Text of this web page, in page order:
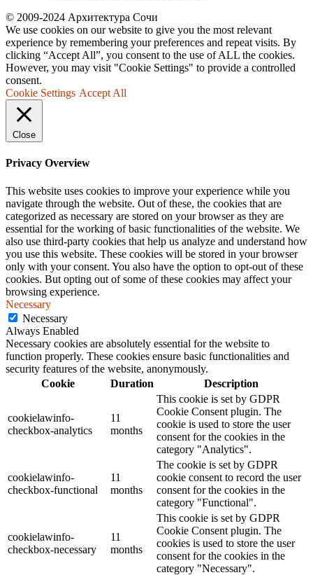
© 2009-2024 Архитектура Сочи
We use cookies on our website to give you the most relevant
experience by remembering your preferences and repeat visits. By
clicking “Accept All”, you consent to the use of ALL the cookies.
However, you may visit "Cookie Settings" to provide a controlled
consent.
Cookie Settings Accept All
Close
Privacy Overview
This website uses cookies to improve your experience while you
navigate through the website. Out of these, the cookies that are
categorized as necessary are stored on your browser as they are
essential for the working of basic functionalities of the website. We
also use third-party cookies that help us analyze and understand how
you use this website. These cookies will be stored in your browser
only with your consent. You also have the option to opt-out of these
cookies. But opting out of some of these cookies may affect your
browsing experience.
Necessary
Necessary
Always Enabled
Necessary cookies are absolutely essential for the website to
function properly. These cookies ensure basic functionalities and
security features of the website, anonymously.
Cookie
Duration Description
cookielawinfo-
checkbox-analytics
11
months
This cookie is set by GDPR
Cookie Consent plugin. The
cookie is used to store the user
consent for the cookies in the
category "Analytics".
cookielawinfo-
checkbox-functional
11
months
The cookie is set by GDPR
cookie consent to record the user
consent for the cookies in the
category "Functional".
cookielawinfo-
checkbox-necessary
11
months
This cookie is set by GDPR
Cookie Consent plugin. The
cookies is used to store the user
consent for the cookies in the
category "Necessary".